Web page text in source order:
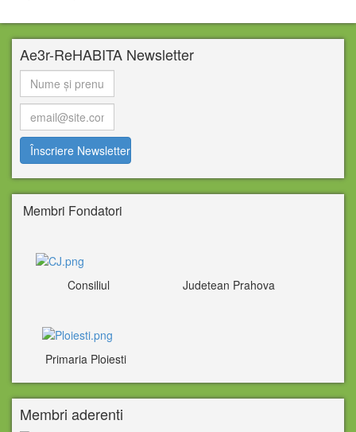
Ae3r-ReHABITA Newsletter
Membri Fondatori
Consiliul Judetean Prahova
Primaria Ploiesti
Membri aderenti